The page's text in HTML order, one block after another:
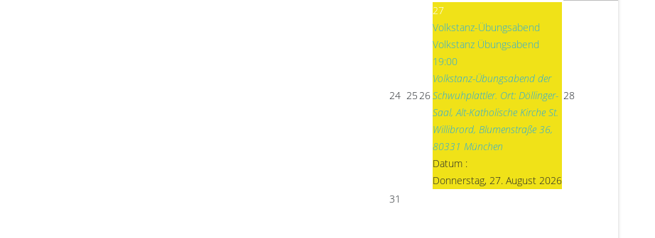
24 2526
27
Volkstanz-Übungsabend
Volkstanz Übungsabend
19:00
Volkstanz-Übungsabend der
Schwuhplattler. Ort: Döllinger-
Saal, Alt-Katholische Kirche St.
Willibrord, Blumenstraße 36,
80331 München
Datum :
Donnerstag, 27. August 2026
28
31